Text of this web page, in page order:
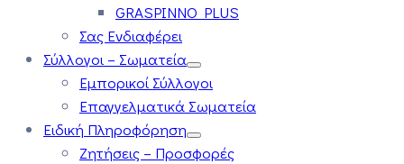
GRASPINNO PLUS
Σας Ενδιαφέρει
Σύλλογοι – Σωματεία
Εμπορικοί Σύλλογοι
Επαγγελματικά Σωματεία
Ειδική Πληροφόρηση
Ζητήσεις – Προσφορές